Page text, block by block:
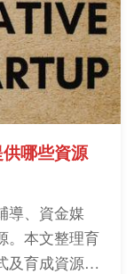
哪些資源
導、資金媒
。本文整理育
及育成資源選